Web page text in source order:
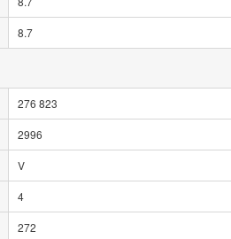
8.7
276 823
2996
V
4
272